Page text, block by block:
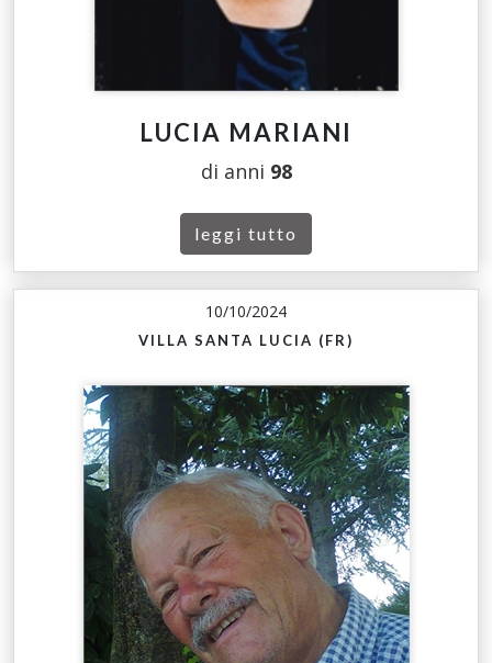
LUCIA MARIANI
di anni 98
leggi tutto
10/10/2024
VILLA SANTA LUCIA (FR)